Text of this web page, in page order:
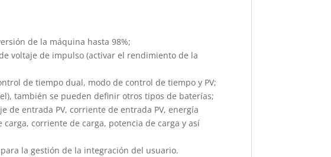
de la máquina hasta 98%;
voltaje de impulso (activar el rendimiento de la
de tiempo dual, modo de control de tiempo y PV;
también se pueden definir otros tipos de baterías;
de entrada PV, corriente de entrada PV, energía
corriente de carga, potencia de carga y así
la gestión de la integración del usuario.